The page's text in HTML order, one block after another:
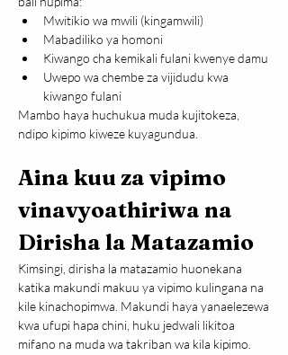
Mwitikio wa mwili (kingamwili)
Mabadiliko ya homoni
Kiwango cha kemikali fulani kwenye damu
Uwepo wa chembe za vijidudu kwa
kiwango fulani
Mambo haya huchukua muda kujitokeza,
ndipo kipimo kiweze kuyagundua.
Aina kuu za vipimo
vinavyoathiriwa na
Dirisha la Matazamio
Kimsingi, dirisha la matazamio huonekana
katika makundi makuu ya vipimo kulingana na
kile kinachopimwa. Makundi haya yanaelezewa
kwa ufupi hapa chini, huku jedwali likitoa
mifano na muda wa takriban wa kila kipimo.